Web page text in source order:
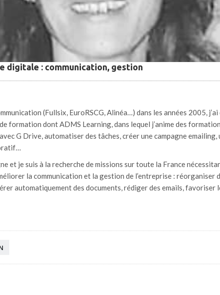
digitale : communication, gestion
(Fullsix, EuroRSCG, Alinéa…) dans les années 2005,
formation dont ADMS Learning, dans lequel j’anime des
G Drive, automatiser des tâches, créer une campagne emailing,
et je suis à la recherche de missions sur toute la France
la communication et la gestion de l’entreprise : réorganiser
automatiquement des documents, rédiger des emails, favoriser